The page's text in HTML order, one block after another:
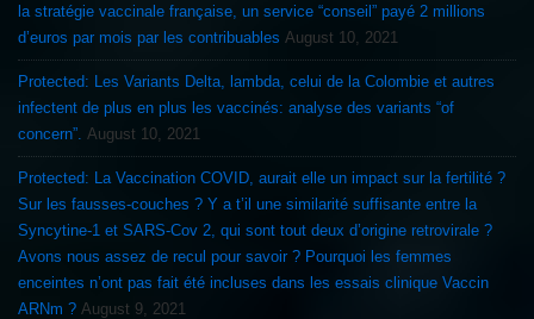
la stratégie vaccinale française, un service “conseil” payé 2 millions
d’euros par mois par les contribuables August 10, 2021
Protected: Les Variants Delta, lambda, celui de la Colombie et autres
infectent de plus en plus les vaccinés: analyse des variants “of
concern”. August 10, 2021
Protected: La Vaccination COVID, aurait elle un impact sur la fertilité ?
Sur les fausses-couches ? Y a t’il une similarité suffisante entre la
Syncytine-1 et SARS-Cov 2, qui sont tout deux d’origine retrovirale ?
Avons nous assez de recul pour savoir ? Pourquoi les femmes
enceintes n’ont pas fait été incluses dans les essais clinique Vaccin
ARNm ? August 9, 2021